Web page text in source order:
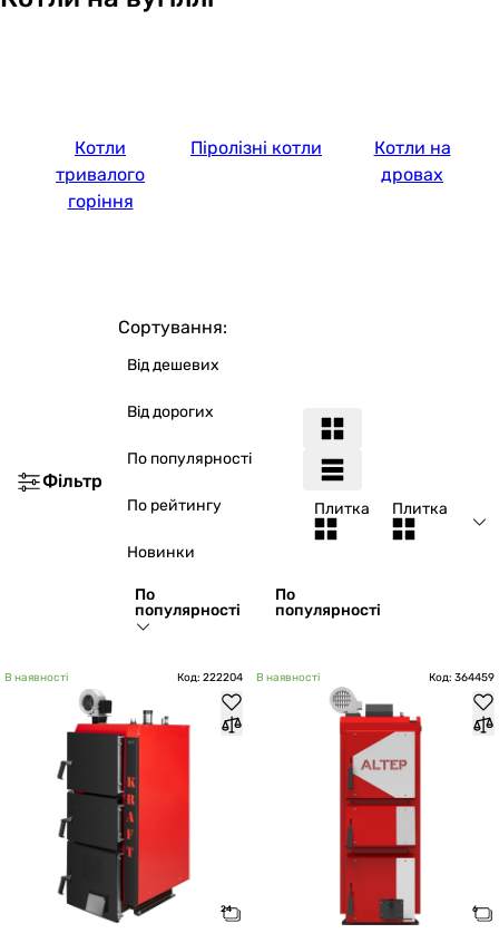
Котли
тривалого
горіння
Піролізні котли
Котли на
дровах
Фільтр
Сортування:
Від дешевих
Від дорогих
По популярності
По рейтингу
Новинки
По
популярності
По
популярності
Плитка Плитка
В наявності Код: 222204 В наявності Код: 364459